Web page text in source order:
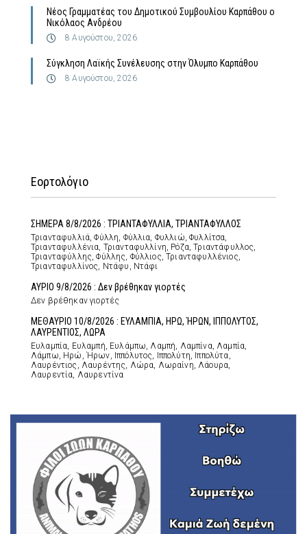
Νέος Γραμματέας του Δημοτικού Συμβουλίου Καρπάθου ο
Νικόλαος Ανδρέου
8 Αυγούστου, 2026
Σύγκληση Λαϊκής Συνέλευσης στην Όλυμπο Καρπάθου
8 Αυγούστου, 2026
Εορτολόγιο
ΣΗΜΕΡΑ 8/8/2026 : ΤΡΙΑΝΤΑΦΥΛΛΙΑ, ΤΡΙΑΝΤΑΦΥΛΛΟΣ
Τριανταφυλλιά, Φύλλη, Φύλλια, Φυλλιώ, Φυλλίτσα,
Τριανταφυλλένια, Τριανταφυλλίνη, Ρόζα, Τριαντάφυλλος,
Τριανταφύλλης, Φύλλης, Φύλλιος, Τριανταφυλλένιος,
Τριανταφυλλίνος, Ντάφυ, Ντάφι
ΑΥΡΙΟ 9/8/2026 : Δεν βρέθηκαν γιορτές
Δεν βρέθηκαν γιορτές
ΜΕΘΑΥΡΙΟ 10/8/2026 : ΕΥΛΑΜΠΙΑ, ΗΡΩ, ΉΡΩΝ, ΙΠΠΟΛΥΤΟΣ,
ΛΑΥΡΕΝΤΙΟΣ, ΛΩΡΑ
Ευλαμπία, Ευλαμπή, Ευλάμπω, Λαμπή, Λαμπίνα, Λαμπία,
Λάμπω, Ηρώ, Ήρων, Ιππόλυτος, Ιππολύτη, Ιππολύτα,
Λαυρέντιος, Λαυρέντης, Λώρα, Λωραίνη, Λάουρα,
Λαυρεντία, Λαυρεντίνα